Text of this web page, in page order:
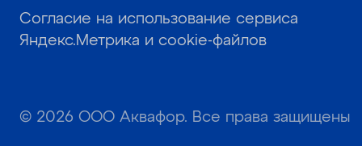
© 2026 ООО Аквафор. Все права защищены
Согласие на использование сервиса
Яндекс.Метрика и cookie-файлов